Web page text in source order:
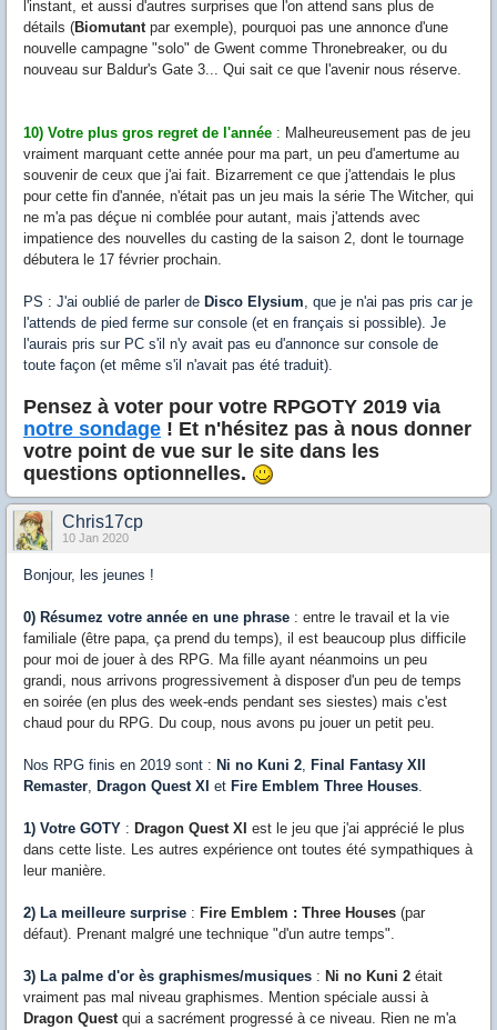
l'instant, et aussi d'autres surprises que l'on attend sans plus de
détails (Biomutantpar exemple), pourquoi pas une annonce d'une
nouvelle campagne "solo" de Gwent comme Thronebreaker, ou du
nouveau sur Baldur's Gate 3... Qui sait ce que l'avenir nous réserve.
10) Votre plus gros regret de l'année : Malheureusement pas de jeu
vraiment marquant cette année pour ma part, un peu d'amertume au
souvenir de ceux que j'ai fait. Bizarrement ce que j'attendais le plus
pour cette fin d'année, n'était pas un jeu mais la série The Witcher, qui
ne m'a pas déçue ni comblée pour autant, mais j'attends avec
impatience des nouvelles du casting de la saison 2, dont le tournage
débutera le 17 février prochain.
PS : J'ai oublié de parler de Disco Elysium, que je n'ai pas pris car je
l'attends de pied ferme sur console (et en français si possible). Je
l'aurais pris sur PC s'il n'y avait pas eu d'annonce sur console de
toute façon (et même s'il n'avait pas été traduit).
Pensez à voter pour votre RPGOTY 2019 via
notre sondage ! Et n'hésitez pas à nous donner
votre point de vue sur le site dans les
questions optionnelles.
Chris17cp
10 Jan 2020
Bonjour, les jeunes !
0) Résumez votre année en une phrase : entre le travail et la vie
familiale (être papa, ça prend du temps), il est beaucoup plus difficile
pour moi de jouer à des RPG. Ma fille ayant néanmoins un peu
grandi, nous arrivons progressivement à disposer d'un peu de temps
en soirée (en plus des week-ends pendant ses siestes) mais c'est
chaud pour du RPG. Du coup, nous avons pu jouer un petit peu.
Nos RPG finis en 2019 sont : Ni no Kuni 2, Final Fantasy XII
Remaster, Dragon Quest XI et Fire Emblem Three Houses.
1) Votre GOTY : Dragon Quest XI est le jeu que j'ai apprécié le plus
dans cette liste. Les autres expérience ont toutes été sympathiques à
leur manière.
2) La meilleure surprise : Fire Emblem : Three Houses (par
défaut). Prenant malgré une technique "d'un autre temps".
3) La palme d'or ès graphismes/musiques : Ni no Kuni 2 était
vraiment pas mal niveau graphismes. Mention spéciale aussi à
Dragon Questqui a sacrément progressé à ce niveau. Rien ne m'a